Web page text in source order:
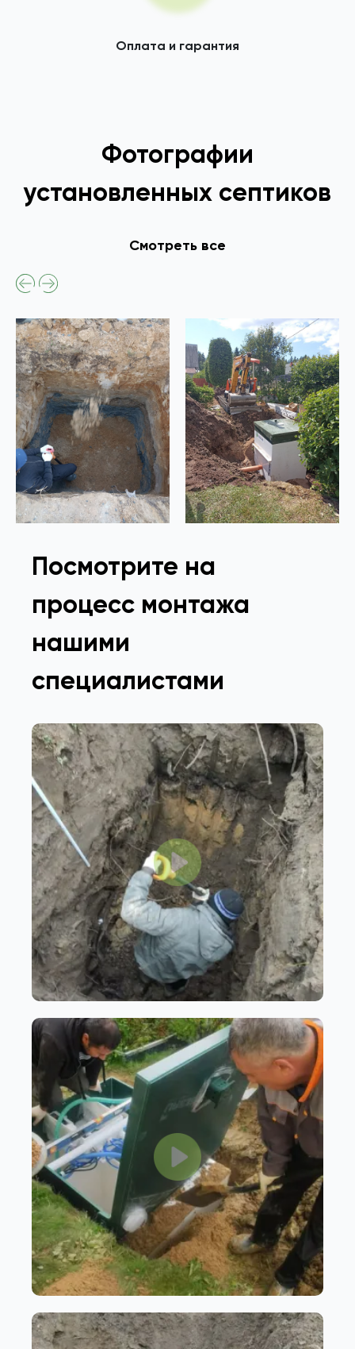
Оплата и гарантия
Фотографии
установленных септиков
Смотреть все
Посмотрите на
процесс монтажа
нашими
специалистами